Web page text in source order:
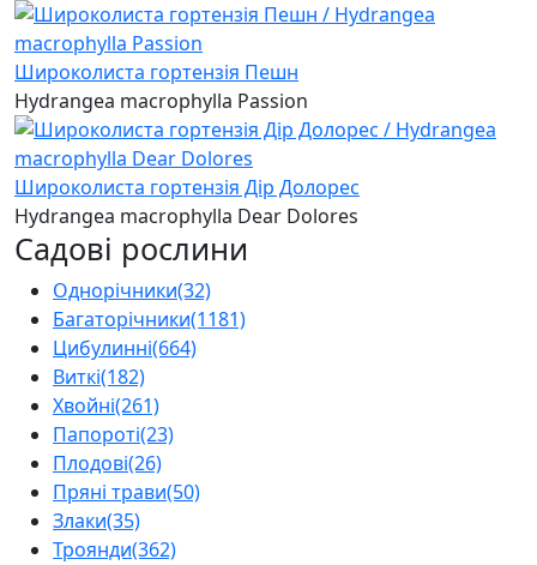
Широколиста гортензія Пешн
Hydrangea macrophylla Passion
Широколиста гортензія Дір Долорес
Hydrangea macrophylla Dear Dolores
Садові рослини
Однорічники(32)
Багаторічники(1181)
Цибулинні(664)
Виткі(182)
Хвойні(261)
Папороті(23)
Плодові(26)
Пряні трави(50)
Злаки(35)
Троянди(362)